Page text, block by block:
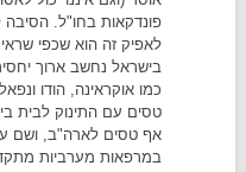
פונדקאות בחו"ל.
לאפיק זה הוא שכפי
בישראל נחשב ארוך
כמו אוקראינה, הודו
טסים עם התינוק לבית
אף טסים לארה"ב, ושם
במרפאות מערביות